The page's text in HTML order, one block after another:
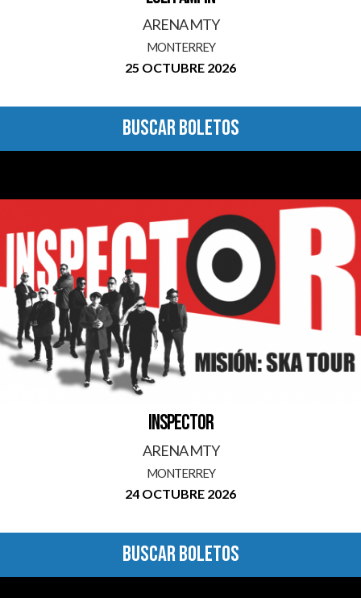
ARENA MTY
MONTERREY
25 OCTUBRE 2026
BUSCAR BOLETOS
INSPECTOR
ARENA MTY
MONTERREY
24 OCTUBRE 2026
BUSCAR BOLETOS